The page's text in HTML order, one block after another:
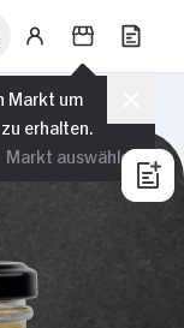
Markt um
erhalten.
Markt auswählen